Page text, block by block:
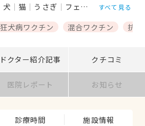
犬
猫 うさぎ フェレット ハムスタ
すべて見る
狂犬病ワクチン 混合ワクチン 抗
ドクター紹介記事 クチコミ
医院レポート お知らせ
診療時間 施設情報